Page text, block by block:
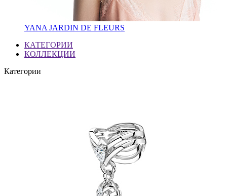
YANA JARDIN DE FLEURS
КАТЕГОРИИ
КОЛЛЕКЦИИ
Категории